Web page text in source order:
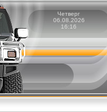
Четверг
06.08.2026
16:16